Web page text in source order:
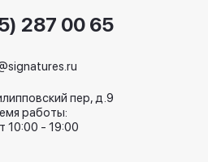
287 00 65
пер, д.9
работы:
10:00 - 19:00